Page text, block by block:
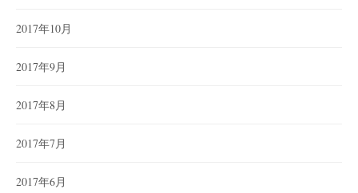
2017年10月
2017年9月
2017年8月
2017年7月
2017年6月